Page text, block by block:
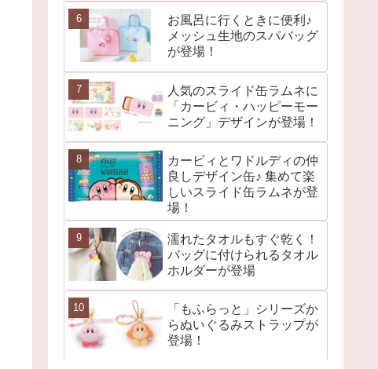
お風呂に行くときに便利♪
メッシュ生地のスパバッグ
が登場！
人気のスライド缶ラムネに
「カービィ・ハッピーモー
ニング」デザインが登場！
カービィとワドルディの仲
良しデザイン缶♪ 集めて楽
しいスライド缶ラムネが登
場！
濡れたタオルもすぐ乾く！
バッグに付けられるタオル
ホルダーが登場
「もふらっと」シリーズか
らぬいぐるみストラップが
登場！